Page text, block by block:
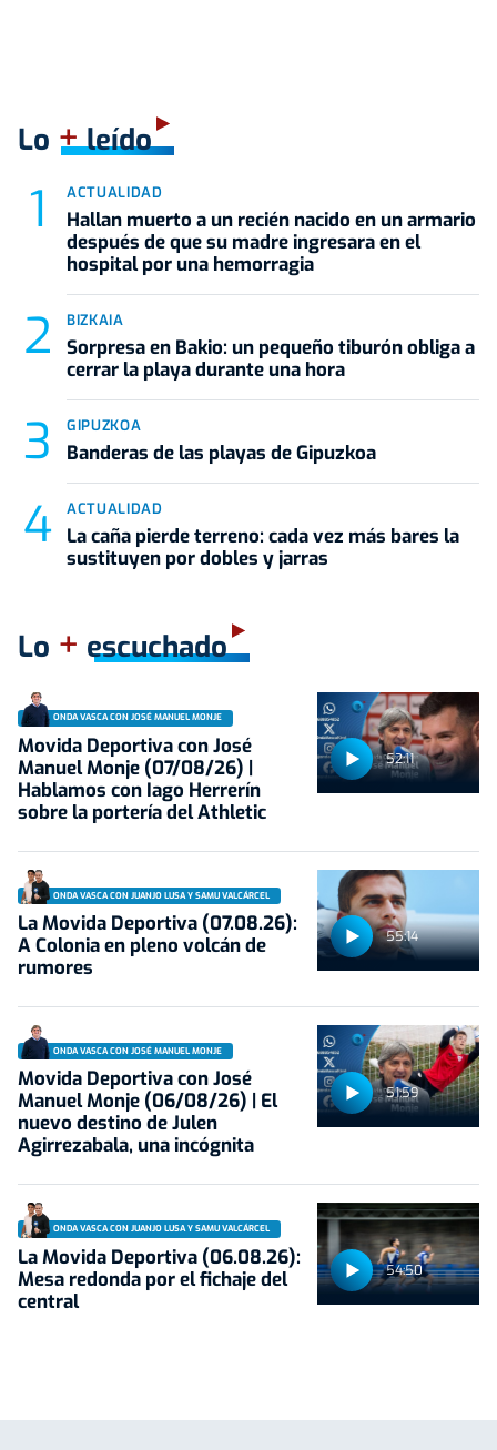
Lo +leído
ACTUALIDAD
Hallan muerto a un recién nacido en un armario
después de que su madre ingresara en el
hospital por una hemorragia
BIZKAIA
Sorpresa en Bakio: un pequeño tiburón obliga a
cerrar la playa durante una hora
GIPUZKOA
Banderas de las playas de Gipuzkoa
ACTUALIDAD
La caña pierde terreno: cada vez más bares la
sustituyen por dobles y jarras
Lo + escuchado
52:11
ONDA VASCA CON JOSÉ MANUEL MONJE
Movida Deportiva con José
Manuel Monje (07/08/26) |
Hablamos con Iago Herrerín
sobre la portería del Athletic
55:14
ONDA VASCA CON JUANJO LUSA Y SAMU VALCÁRCEL
La Movida Deportiva (07.08.26):
A Colonia en pleno volcán de
rumores
51:59
ONDA VASCA CON JOSÉ MANUEL MONJE
Movida Deportiva con José
Manuel Monje (06/08/26) | El
nuevo destino de Julen
Agirrezabala, una incógnita
54:50
ONDA VASCA CON JUANJO LUSA Y SAMU VALCÁRCEL
La Movida Deportiva (06.08.26):
Mesa redonda por el fichaje del
central